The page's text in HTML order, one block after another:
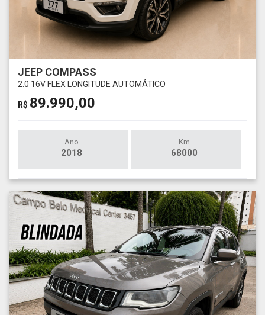
JEEP COMPASS
2.0 16V FLEX LONGITUDE AUTOMÁTICO
R$ 89.990,00
Ano
2018
Km
68000